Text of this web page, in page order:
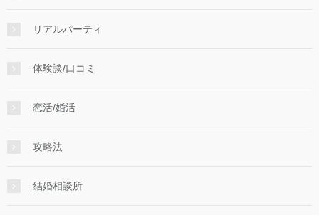
リアルパーティ
体験談/口コミ
恋活/婚活
攻略法
結婚相談所